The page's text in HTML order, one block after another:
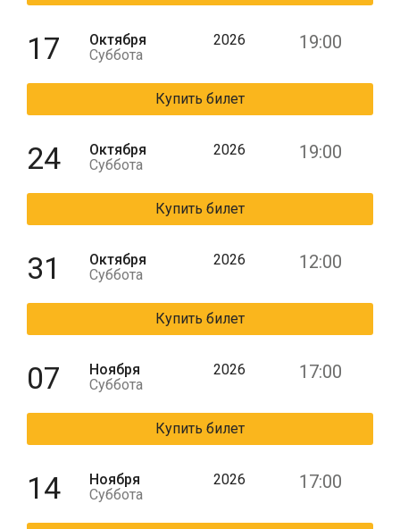
17
Октября
Суббота
2026 19:00
Купить билет
24
Октября
Суббота
2026 19:00
Купить билет
31
Октября
Суббота
2026 12:00
Купить билет
07
Ноября
Суббота
2026 17:00
Купить билет
14
Ноября
Суббота
2026 17:00